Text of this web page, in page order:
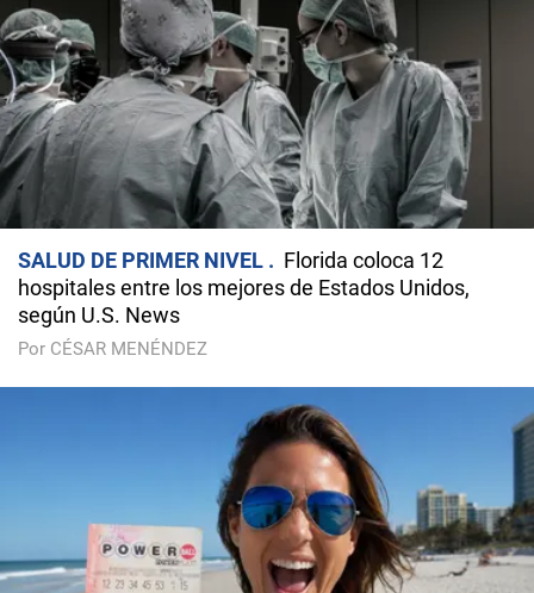
SALUD DE PRIMER NIVEL
Florida coloca 12
hospitales entre los mejores de Estados Unidos,
según U.S. News
Por CÉSAR MENÉNDEZ